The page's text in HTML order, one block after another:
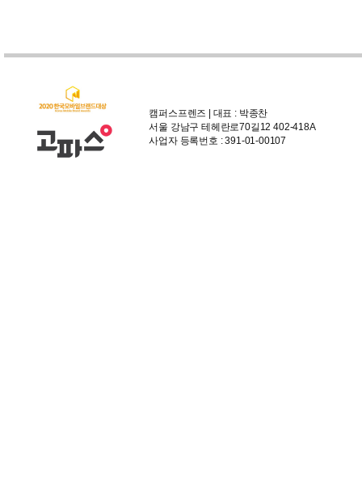
캠퍼스프렌즈 | 대표 : 박종찬
서울 강남구 테헤란로70길12 402-418A
사업자 등록번호 : 391-01-00107